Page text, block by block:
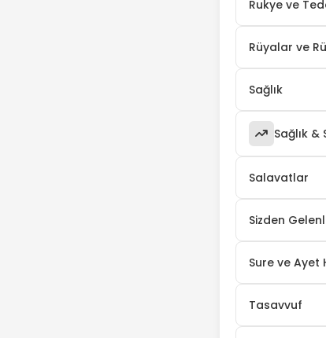
Rukye ve
Rüyalar ve
Sağlık
Sağlık &
Salavatlar
Sizden
Sure ve Ayet
Tasavvuf